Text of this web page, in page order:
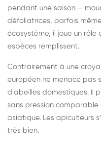
pendant une saison —
défoliatrices, parfois
écosystème, il joue un
espèces remplissent.
Contrairement à une
européen ne menace pas
d'abeilles domestiques. Il
sans pression
asiatique. Les apiculteurs
très bien.